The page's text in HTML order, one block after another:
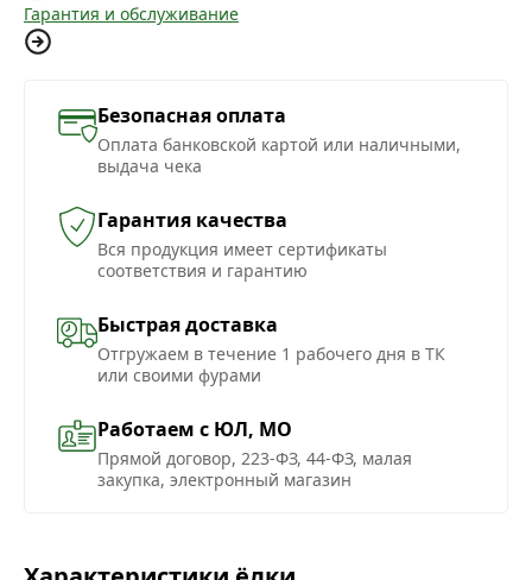
Гарантия и обслуживание
Безопасная оплата
Оплата банковской картой или наличными,
выдача чека
Гарантия качества
Вся продукция имеет сертификаты
соответствия и гарантию
Быстрая доставка
Отгружаем в течение 1 рабочего дня в ТК
или своими фурами
Работаем с ЮЛ, МО
Прямой договор, 223-ФЗ, 44-ФЗ, малая
закупка, электронный магазин